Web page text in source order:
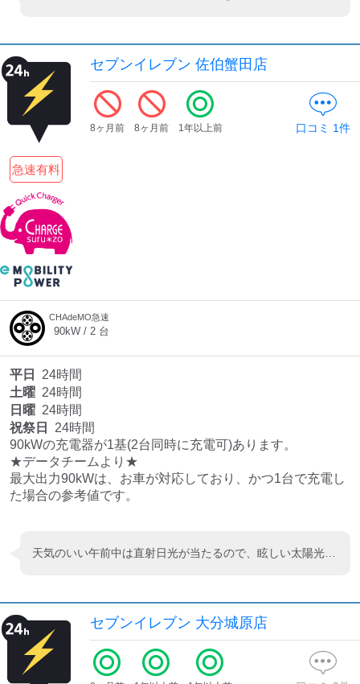
セブンイレブン 佐伯蟹田店
急速有料
8ヶ月前 8ヶ月前 1年以上前 口コミ 1件
CHAdeMO急速
90kW / 2 台
平日
24時間
土曜 24時間
日曜 24時間
祝祭日
24時間
90kWの充電器が1基(2台同時に充電可)あります。
★データチームより★
最大出力90kWは、お車が対応しており、かつ1台で充電し
た場合の参考値です。
セブンイレブン 大分城原店